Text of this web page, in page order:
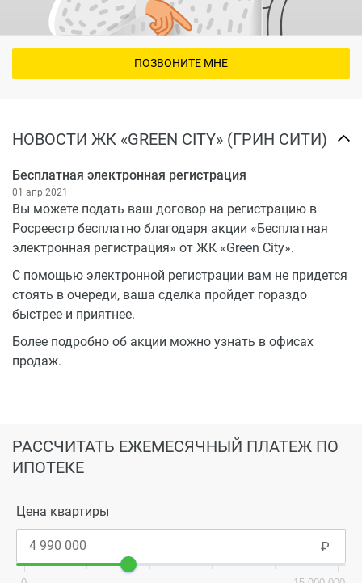
НОВОСТИ ЖК «GREEN CITY» (ГРИН СИТИ)
Бесплатная электронная регистрация
01 апр 2021
Вы можете подать ваш договор на регистрацию в
Росреестр бесплатно благодаря акции «Бесплатная
электронная регистрация» от ЖК «Green City».
С помощью электронной регистрации вам не придется
стоять в очереди, ваша сделка пройдет гораздо
быстрее и приятнее.
Более подробно об акции можно узнать в офисах
продаж.
РАССЧИТАТЬ ЕЖЕМЕСЯЧНЫЙ ПЛАТЕЖ ПО
ИПОТЕКЕ
Цена квартиры
ПОЗВОНИТЕ МНЕ